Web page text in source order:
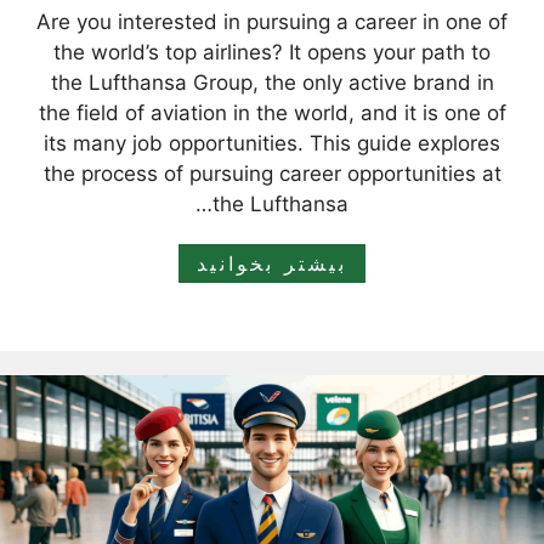
Are you interested in pursuing a career in one of
the world’s top airlines? It opens your path to
the Lufthansa Group, the only active brand in
the field of aviation in the world, and it is one of
its many job opportunities. This guide explores
the process of pursuing career opportunities at
the Lufthansa…
بیشتر بخوانید